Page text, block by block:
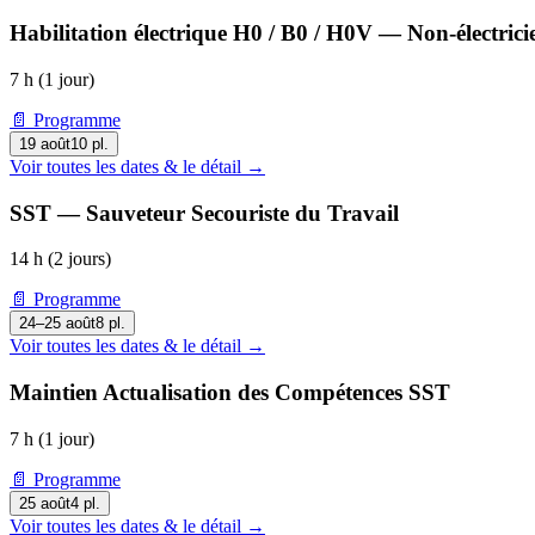
Habilitation électrique H0 / B0 / H0V — Non-
7 h (1 jour)
📄 Programme
19 août10 pl.
Voir toutes les dates & le détail →
SST — Sauveteur Secouriste du Travail
14 h (2 jours)
📄 Programme
24–25 août8 pl.
Voir toutes les dates & le détail →
Maintien Actualisation des Compétences SST
7 h (1 jour)
📄 Programme
25 août4 pl.
Voir toutes les dates & le détail →